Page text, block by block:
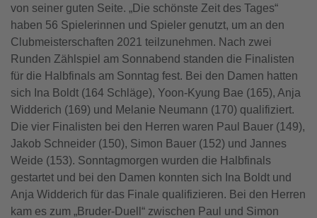
von seiner guten Seite. „Die schönste Zeit des Tages“
haben 56 Spielerinnen und Spieler genutzt, um an den
Clubmeisterschaften 2021 teilzunehmen. Nach zwei
Runden Zählspiel am Sonnabend standen die Finalisten
für die Halbfinals am Sonntag fest. Bei den Damen hatten
sich Ina Boldt (164 Schläge), Yoon-Kyung Bae (165), Anja
Widderich (169) und Melanie Neumann (170) qualifiziert.
Die vier Finalisten bei den Herren waren Paul Bauer (149),
Jakob Schneider (150), Simon Bauer (152) und Jannes
Weide (153). Sonntagmorgen wurden die Halbfinals
gestartet und bei den Damen konnten sich Ina Boldt und
Anja Widderich für das Finale qualifizieren. Bei den Herren
kam es zum „Bruder-Duell“ zwischen Paul und Simon